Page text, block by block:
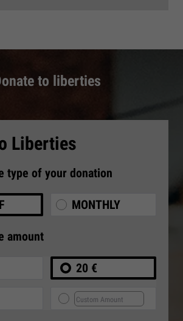
to liberties
Liberties
type of your donation
MONTHLY
amount
20 €